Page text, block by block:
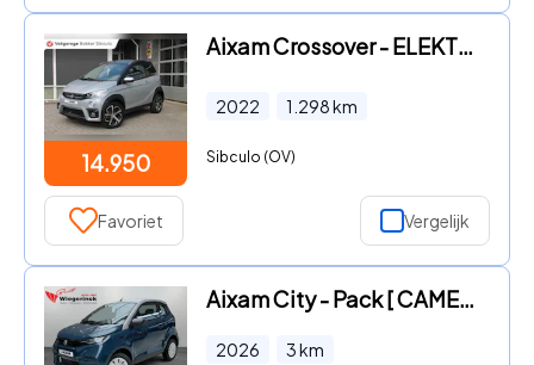
14.950
Aixam Crossover - ELEKTRISCH 1298KM
2022 1.298km
Sibculo (OV)
Favoriet Vergelijk
Aixam City - Pack [ CAMERA I VERWARMING I BLUETOOTH I DIESEL ]
2026 3km